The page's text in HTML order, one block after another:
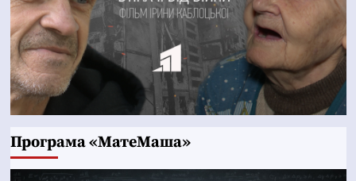
Програма «МатеМаша»